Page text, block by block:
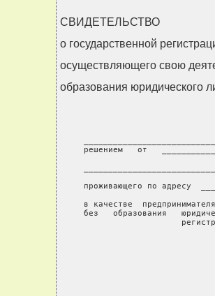
СВИДЕТЕЛЬСТВО
о государственной
осуществляющего свою
образования юридического
решением   от
проживающего по адресу
в качестве
без   образования